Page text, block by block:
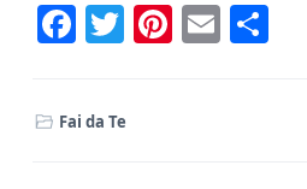
F
e
b
T
te
Pi E C
Fai da Te